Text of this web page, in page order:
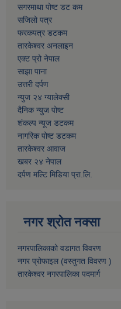
सगरमाथा पोष्ट डट कम
सजिलो पत्र
फरकपत्र डटकम
तारकेश्वर अनलाइन
एक्ट प्रो नेपाल
साझा पाना
उत्तरी दर्पण
न्युज २४ ग्यालेक्सी
दैनिक न्युज पोष्ट
शंकल्प न्यूज डटकम
नागरिक पोष्ट डटकम
तारकेश्वर आवाज
खबर २४ नेपाल
दर्पण मल्टि मिडिया प्रा.लि.
नगर श्रोत नक्सा
नगरपालिकाको वडागत विवरण
नगर प्रोफाइल (वस्तुगत विवरण )
तारकेश्वर नगरपालिका पदमार्ग